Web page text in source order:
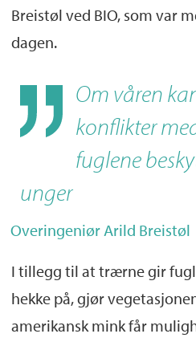
Breistøl ved BIO, som var
dagen.
Om våren
konflikter
fuglene
unger
Overingeniør Arild Breistøl
I tillegg til at trærne gir
hekke på, gjør
amerikansk mink får